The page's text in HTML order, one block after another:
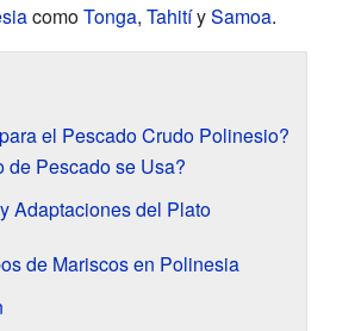
comoTonga, TahitíySamoa.
el Pescado Crudo Polinesio?
de Pescado se Usa?
Adaptaciones del Plato
de Mariscos en Polinesia